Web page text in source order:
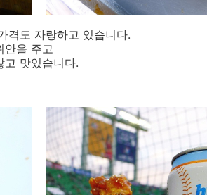
격도 자랑하고 있습니다.
안을 주고
맛있습니다.